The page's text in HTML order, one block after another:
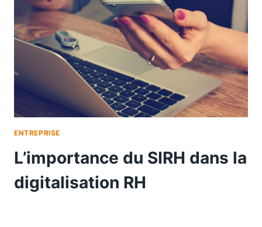
ENTREPRISE
L’importance du SIRH dans la
digitalisation RH